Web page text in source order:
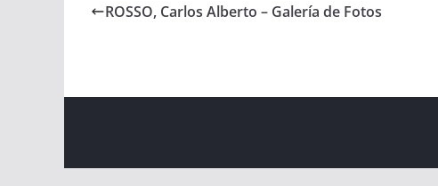
ROSSO, Carlos Alberto – Galería de Fotos